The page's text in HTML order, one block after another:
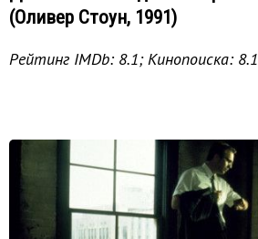
(Оливер Стоун, 1991)
Рейтинг IMDb: 8.1; Кинопоиска: 8.1